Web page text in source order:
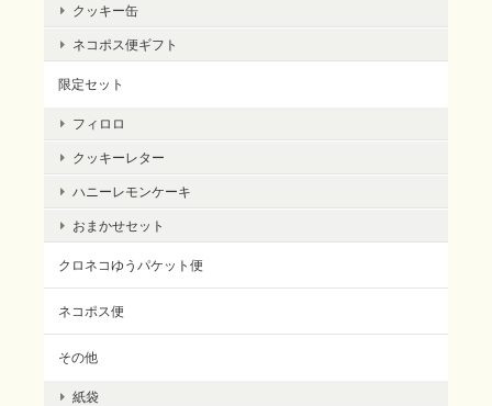
クッキー缶
ネコポス便ギフト
限定セット
フィロロ
クッキーレター
ハニーレモンケーキ
おまかせセット
クロネコゆうパケット便
ネコポス便
その他
紙袋